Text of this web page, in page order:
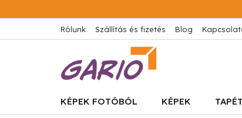
a
tartalomhoz
Rólunk Szállítás és fizetés Blog
KÉPEK FOTÓBÓL KÉPEK